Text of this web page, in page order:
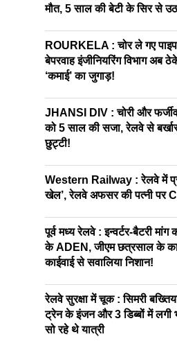
मौत, 5 साल की बेटी के सिर से
ROURKELA : चोर ले गए पाइप,
बेपरवाह इंजीनियरिंग विभाग अब
‘कमाई’ का जुगाड़!
JHANSI DIV : चोरी और
को 5 साल की सजा, रेलवे से
छुट्टी!
Western Railway : रेलवे में
खेल’, रेलवे अफसर की पत्नी पर
पूर्व मध्य रेलवे : इन्वर्टर-बैटरी
के ADEN, जीएम छत्रसाल के
काईवाई से सवालिया निशान!
रेलवे सुरक्षा में चूक : सिमरी
ट्रेन के इंजन और 3 डिब्बों में लगी
सो रहे थे यात्री